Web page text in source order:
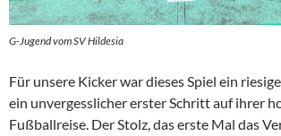
G-Jugend vom SV Hildesia
Für unsere Kicker war dieses Spiel ein
ein unvergesslicher erster Schritt auf ihrer
Fußballreise. Der Stolz, das erste Mal das